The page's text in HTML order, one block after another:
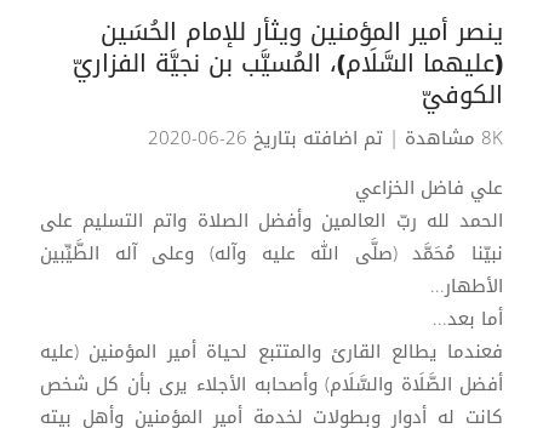
ينصر أمير المؤمنين ويثأر للإمام الحُسَين
(عليهما السَّلَام)، المُسيَّب بن نجيَّة الفزاريّ
الكوفيّ
8K مشاهدة
| تم اضافته بتاريخ 26-06-2020
علي فاضل الخزاعي
الحمد لله ربّ العالمين وأفضل الصلاة واتم التسليم على
نبيّنا مُحَمَّد (صلَّى الله عليه وآله) وعلى آله الطَّيِّبين
الأطهار...
أما بعد...
فعندما يطالع القارئ والمتتبع لحياة أمير المؤمنين (عليه
أفضل الصَّلَاة والسَّلَام) وأصحابه الأجلاء يرى بأن كل شخص
كانت له أدوار وبطولات لخدمة أمير المؤمنين وأهل بيته